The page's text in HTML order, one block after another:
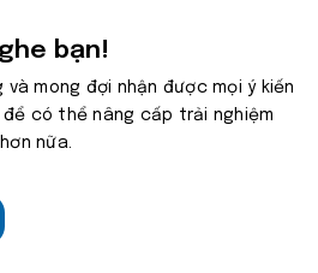
bạn!
mong đợi nhận được mọi ý kiến
có thể nâng cấp trải nghiệm
nữa.